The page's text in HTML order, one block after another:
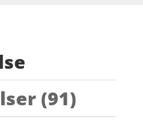
(91)